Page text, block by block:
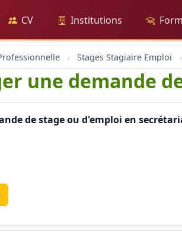
CV Institutions
Stages Stagiaire Emploi
une demande
de stage ou d'emploi en